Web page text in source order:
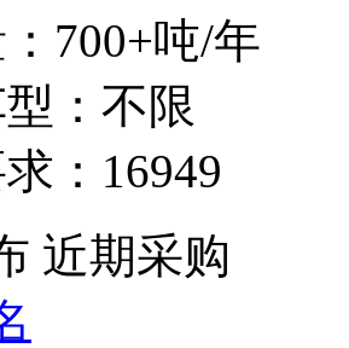
700+吨/年
： 不限
： 16949
近期采购